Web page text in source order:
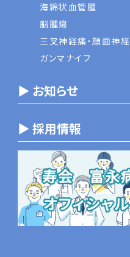
海綿状血管腫
脳腫瘍
三叉神経痛・顔面神経
ガンマナイフ
▶ お知らせ
▶ 採用情報